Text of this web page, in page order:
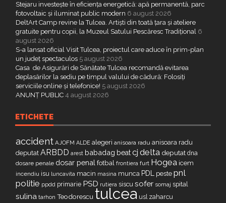
Stejaru investește în eficiența energetică: apă permanentă, parc
fotovoltaic și iluminat public modern 6 august 2026
DeltArt Camp revine la Tulcea. Artiști din toată țara și ateliere
gratuite pentru copii, la Muzeul Satului Pescăresc Tradițional 6
august 2026
S-a lansat oficial Visit Tulcea, proiectul care aduce în prim-plan
un județ spectaculos 5 august 2026
Casa de Asigurări de Sănătate Tulcea recomandă evitarea
deplasărilor la sediu pe timpul valului de cădură: Folosiți
serviciile online și telefonice! 5 august 2026
ANUNȚ PUBLIC 4 august 2026
ETICHETE
accident AJOFM ALDE alegeri anisoara radu anisoara radu
deputat ARBDD arest babadag beatcj delta deputat dna
dosare penale dosar penal fotbal frontiera furt Hogea icem
incendiu isu luncavita macin masina munca PDL peste pnl
politie ppdd primarie PSD rutiera siscu sofer somaj spital
sulina tarhon Teodorescu tulcea usl zaharcu